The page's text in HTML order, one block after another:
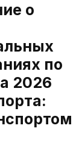
о
по
2026